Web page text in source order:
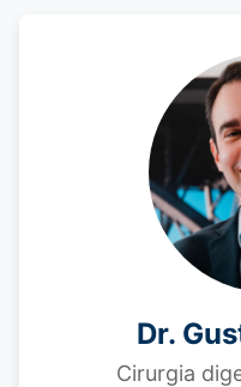
Dr.
Cirurgia